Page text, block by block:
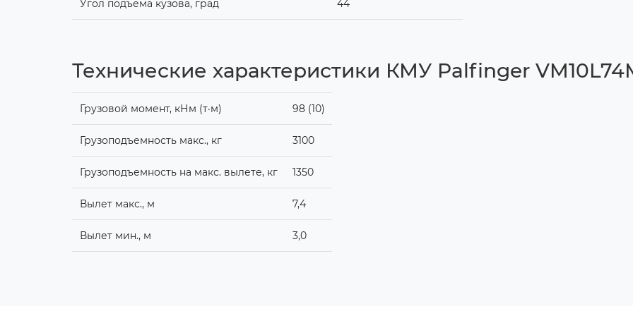
Угол подъёма кузова, град 44
Технические характеристики КМУ Palfinger
Грузовой момент, кНм (т·м) 98 (10)
Грузоподъемность макс., кг 3100
Грузоподъемность на макс. вылете, кг 1350
Вылет макс., м 7,4
Вылет мин., м 3,0